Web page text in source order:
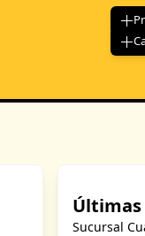
Últimas
Sucursal